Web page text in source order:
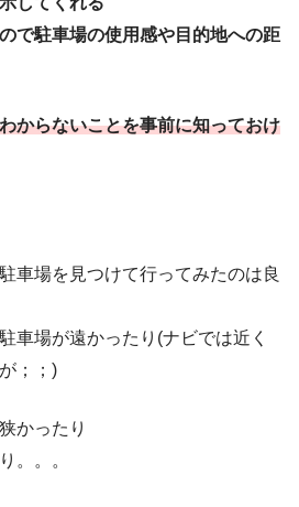
で駐車場の使用感や目的地への距
からないことを事前に知っておけ
車場を見つけて行ってみたのは良
車場が遠かったり(ナビでは近く
；；)
かったり
。。。